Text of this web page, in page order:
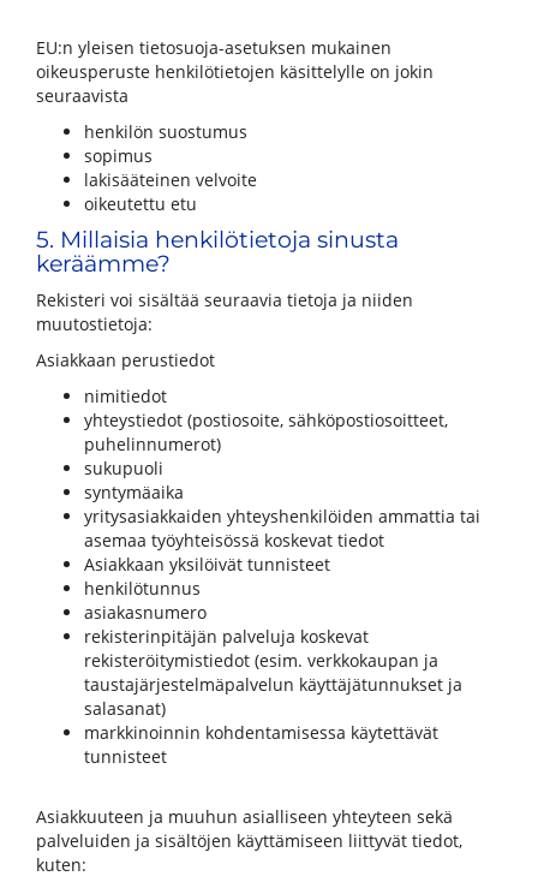
EU:n yleisen tietosuoja-asetuksen mukainen
oikeusperuste henkilötietojen käsittelylle on jokin
seuraavista
henkilön suostumus
sopimus
lakisääteinen velvoite
oikeutettu etu
5. Millaisia henkilötietoja sinusta
keräämme?
Rekisteri voi sisältää seuraavia tietoja ja niiden
muutostietoja:
Asiakkaan perustiedot
nimitiedot
yhteystiedot (postiosoite, sähköpostiosoitteet,
puhelinnumerot)
sukupuoli
syntymäaika
yritysasiakkaiden yhteyshenkilöiden ammattia tai
asemaa työyhteisössä koskevat tiedot
Asiakkaan yksilöivät tunnisteet
henkilötunnus
asiakasnumero
rekisterinpitäjän palveluja koskevat
rekisteröitymistiedot (esim. verkkokaupan ja
taustajärjestelmäpalvelun käyttäjätunnukset ja
salasanat)
markkinoinnin kohdentamisessa käytettävät
tunnisteet
Asiakkuuteen ja muuhun asialliseen yhteyteen sekä
palveluiden ja sisältöjen käyttämiseen liittyvät tiedot,
kuten: